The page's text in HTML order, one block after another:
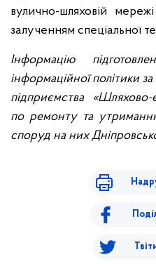
вулично-шляховій
залученням спеціальної
Інформацію
інформаційної політики
підприємства «Шляхово-
по ремонту та
споруд на них